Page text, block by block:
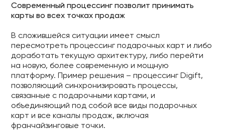
Современный процессинг позволит принимать
карты во всех точках продаж
В сложившейся ситуации имеет смысл
пересмотреть процессинг подарочных карт и либо
доработать текущую архитектуру, либо перейти
на новую, более современную и мощную
платформу. Пример решения – процессинг Digift,
позволяющий синхронизировать процессы,
связанные с подарочными картами, и
объединяющий под собой все виды подарочных
карт и все каналы продаж, включая
франчайзинговые точки.